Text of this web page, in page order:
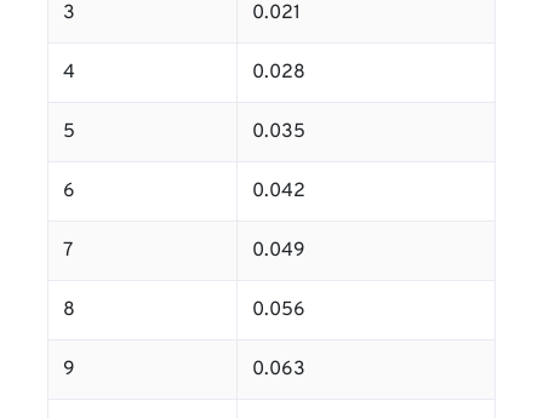
3 0.021
4 0.028
5 0.035
6 0.042
7 0.049
8 0.056
9 0.063